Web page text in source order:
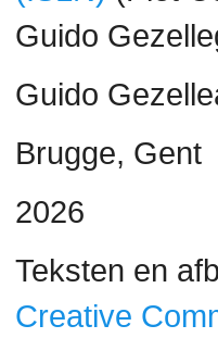
Guido
Guido
Brugge, Gent
2026
Teksten en
Creative